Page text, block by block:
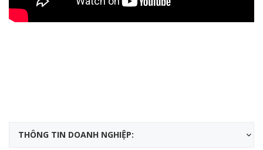
THÔNG TIN DOANH NGHIỆP: